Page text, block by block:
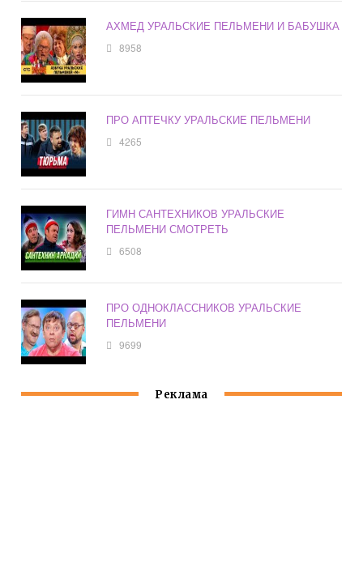
АХМЕД УРАЛЬСКИЕ ПЕЛЬМЕНИ И БАБУШКА
8958
ПРО АПТЕЧКУ УРАЛЬСКИЕ ПЕЛЬМЕНИ
4265
ГИМН САНТЕХНИКОВ УРАЛЬСКИЕ
ПЕЛЬМЕНИ СМОТРЕТЬ
6508
ПРО ОДНОКЛАССНИКОВ УРАЛЬСКИЕ
ПЕЛЬМЕНИ
9699
Реклама